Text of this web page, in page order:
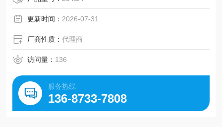
更新时间： 2026-07-31
厂商性质：代理商
访问量： 136
服务热线
136-8733-7808